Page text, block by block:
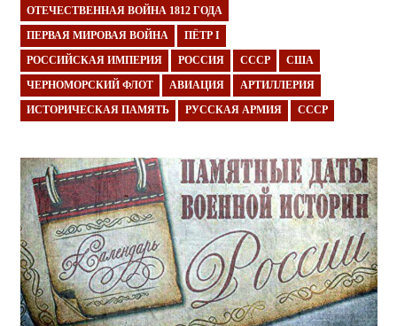
ОТЕЧЕСТВЕННАЯ ВОЙНА 1812 ГОДА
ПЕРВАЯ МИРОВАЯ ВОЙНА ПЁТР I
РОССИЙСКАЯ ИМПЕРИЯ РОССИЯ СССР США
ЧЕРНОМОРСКИЙ ФЛОТ АВИАЦИЯ АРТИЛЛЕРИЯ
ИСТОРИЧЕСКАЯ ПАМЯТЬ РУССКАЯ АРМИЯ СССР